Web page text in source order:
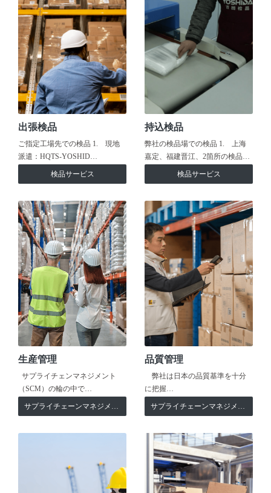
出張検品
ご指定工場先での検品 1. 現地
派遣：HQTS-YOSHID…
検品サービス
持込検品
弊社の検品場での検品 1. 上海
嘉定、福建晋江、2箇所の検品…
検品サービス
生産管理
サプライチェンマネジメント
（SCM）の輪の中で…
サプライチェーンマネジメント
品質管理
弊社は日本の品質基準を十分
に把握…
サプライチェーンマネジメント